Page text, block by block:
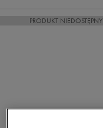
PRODUKT NIEDOSTĘPNY